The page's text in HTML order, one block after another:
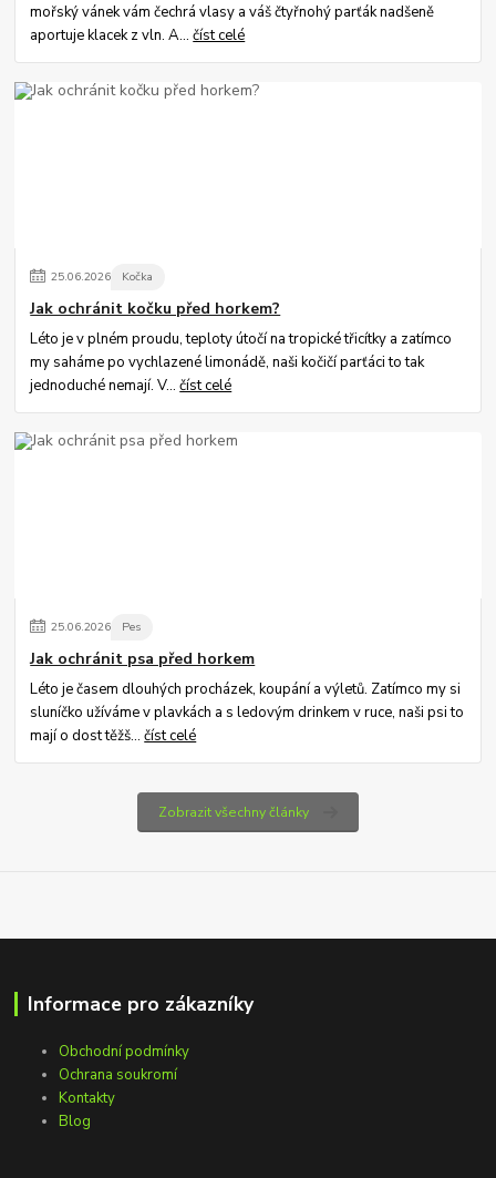
mořský vánek vám čechrá vlasy a váš čtyřnohý parťák nadšeně
aportuje klacek z vln. A...číst celé
25.06.2026 Kočka
Jak ochránit kočku před horkem?
Léto je v plném proudu, teploty útočí na tropické třicítky a zatímco
my saháme po vychlazené limonádě, naši kočičí parťáci to tak
jednoduché nemají. V...číst celé
25.06.2026 Pes
Jak ochránit psa před horkem
Léto je časem dlouhých procházek, koupání a výletů. Zatímco my si
sluníčko užíváme v plavkách a s ledovým drinkem v ruce, naši psi to
mají o dost těžš...číst celé
Zobrazit všechny články
Informace pro zákazníky
Obchodní podmínky
Ochrana soukromí
Kontakty
Blog